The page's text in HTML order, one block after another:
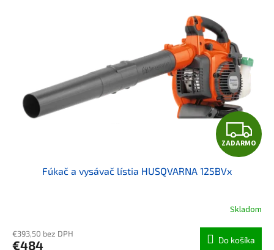
ZADARMO
Fúkač a vysávač lístia HUSQVARNA 125BVx
Skladom
€393,50 bez DPH
€484 Do košíka